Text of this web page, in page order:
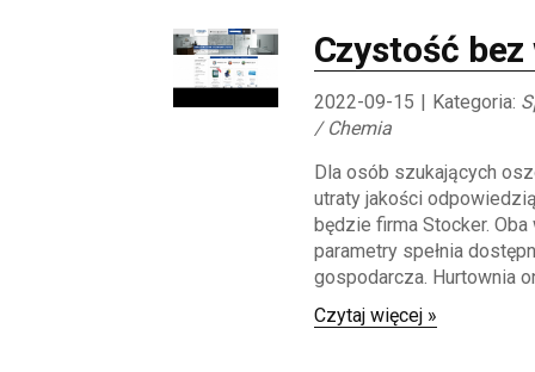
Czystość bez
2022-09-15 | Kategoria:
/ Chemia
Dla osób szukających
utraty jakości
będzie firma Stocker. Oba
parametry spełnia
gospodarcza. Hurtownia
Czytaj więcej »